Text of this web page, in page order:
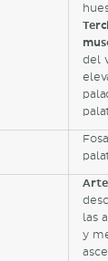
del
las
y